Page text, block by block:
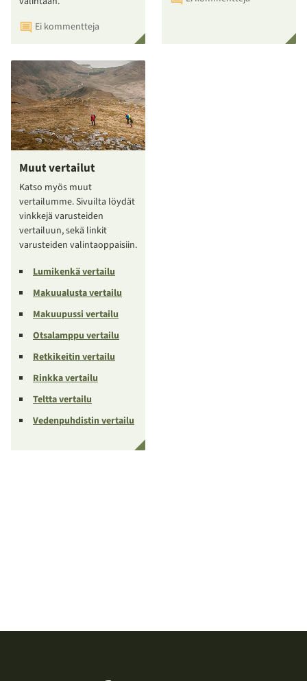
Ei kommentteja
Muut vertailut
Katso myös muut
vertailumme. Sivuilta löydät
vinkkejä varusteiden
vertailuun, sekä linkit
varusteiden valintaoppaisiin.
Lumikenkä vertailu
Makuualusta vertailu
Makuupussi vertailu
Otsalamppu vertailu
Retkikeitin vertailu
Rinkka vertailu
Teltta vertailu
Vedenpuhdistin vertailu